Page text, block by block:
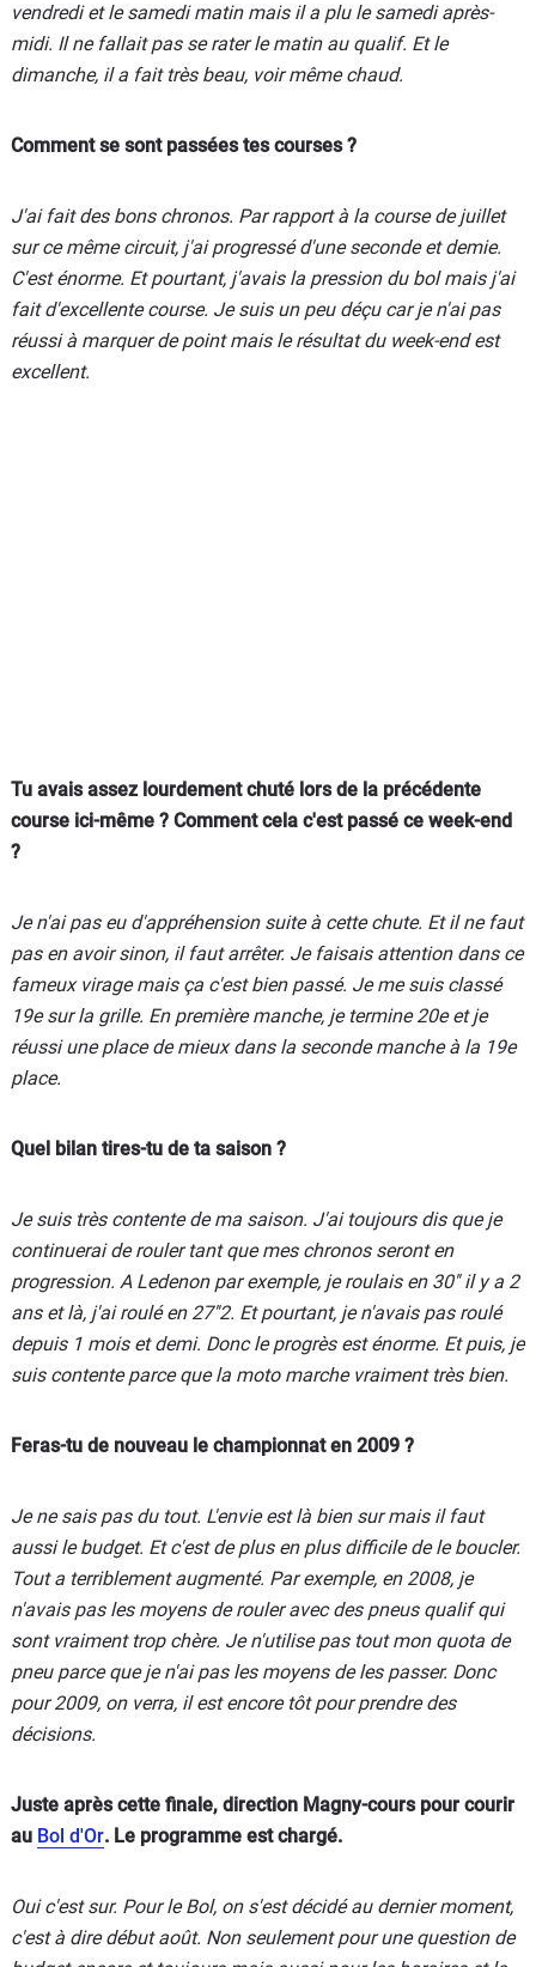
vendredi et le samedi matin mais il a plu le samedi après-
midi. Il ne fallait pas se rater le matin au qualif. Et le
dimanche, il a fait très beau, voir même chaud.
Comment se sont passées tes courses ?
J'ai fait des bons chronos. Par rapport à la course de juillet
sur ce même circuit, j'ai progressé d'une seconde et demie.
C'est énorme. Et pourtant, j'avais la pression du bol mais j'ai
fait d'excellente course. Je suis un peu déçu car je n'ai pas
réussi à marquer de point mais le résultat du week-end est
excellent.
Tu avais assez lourdement chuté lors de la précédente
course ici-même ? Comment cela c'est passé ce week-end
?
Je n'ai pas eu d'appréhension suite à cette chute. Et il ne faut
pas en avoir sinon, il faut arrêter. Je faisais attention dans ce
fameux virage mais ça c'est bien passé. Je me suis classé
19e sur la grille. En première manche, je termine 20e et je
réussi une place de mieux dans la seconde manche à la 19e
place.
Quel bilan tires-tu de ta saison ?
Je suis très contente de ma saison. J'ai toujours dis que je
continuerai de rouler tant que mes chronos seront en
progression. A Ledenon par exemple, je roulais en 30'' il y a 2
ans et là, j'ai roulé en 27''2. Et pourtant, je n'avais pas roulé
depuis 1 mois et demi. Donc le progrès est énorme. Et puis, je
suis contente parce que la moto marche vraiment très bien.
Feras-tu de nouveau le championnat en 2009 ?
Je ne sais pas du tout. L'envie est là bien sur mais il faut
aussi le budget. Et c'est de plus en plus difficile de le boucler.
Tout a terriblement augmenté. Par exemple, en 2008, je
n'avais pas les moyens de rouler avec des pneus qualif qui
sont vraiment trop chère. Je n'utilise pas tout mon quota de
pneu parce que je n'ai pas les moyens de les passer. Donc
pour 2009, on verra, il est encore tôt pour prendre des
décisions.
Juste après cette finale, direction Magny-cours pour courir
au Bol d'Or. Le programme est chargé.
Oui c'est sur. Pour le Bol, on s'est décidé au dernier moment,
c'est à dire début août. Non seulement pour une question de